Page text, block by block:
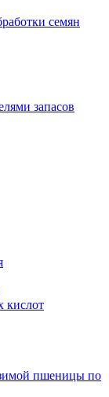
семян
запасов
кислот
пшеницы по